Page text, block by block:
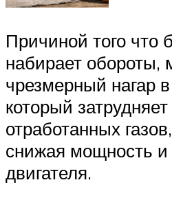
Причиной того что
набирает обороты,
чрезмерный нагар
который
отработанных
снижая мощность и
двигателя.